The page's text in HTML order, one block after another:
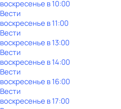
воскресенье в10:00
Вести
воскресенье в11:00
Вести
воскресенье в13:00
Вести
воскресенье в14:00
Вести
воскресенье в16:00
Вести
воскресенье в17:00